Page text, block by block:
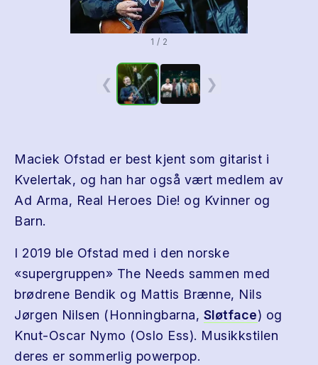
1 / 2
❮ ❯
Maciek Ofstad er best kjent som gitarist i
Kvelertak, og han har også vært medlem av
Ad Arma, Real Heroes Die! og Kvinner og
Barn.
I 2019 ble Ofstad med i den norske
«supergruppen» The Needs sammen med
brødrene Bendik og Mattis Brænne, Nils
Jørgen Nilsen (Honningbarna, Sløtface) og
Knut-Oscar Nymo (Oslo Ess). Musikkstilen
deres er sommerlig powerpop.